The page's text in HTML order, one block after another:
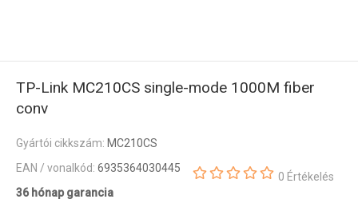
TP-Link MC210CS single-mode 1000M fiber
conv
Gyártói cikkszám: MC210CS
EAN / vonalkód: 6935364030445
36 hónap garancia
0 Értékelés